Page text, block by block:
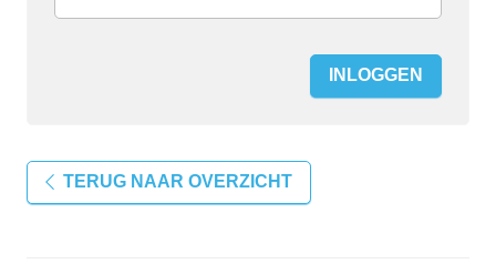
INLOGGEN
TERUG NAAR OVERZICHT